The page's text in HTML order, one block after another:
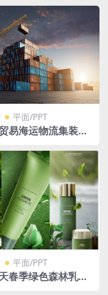
平面/PPT
易海运物流集装箱
平面/PPT
春季绿色森林乳液